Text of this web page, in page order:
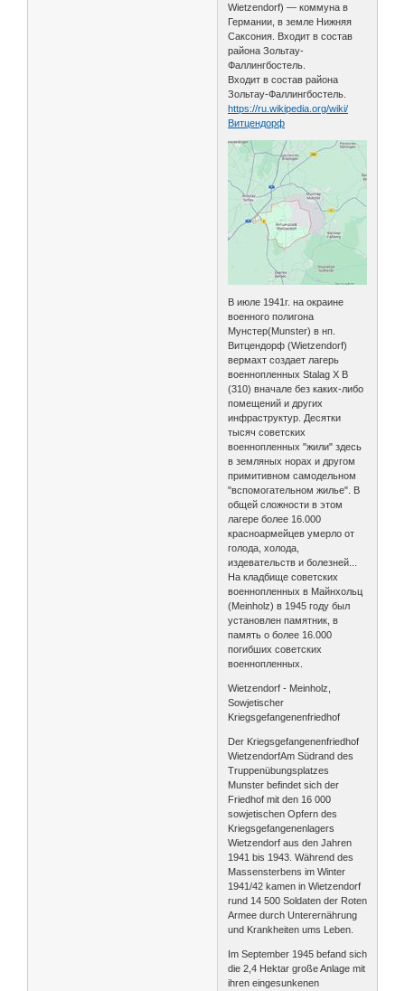
Wietzendorf) — коммуна в
Германии, в земле Нижняя
Саксония. Входит в состав
района Зольтау-
Фаллингбостель.
Входит в состав района
Зольтау-Фаллингбостель.
https://ru.wikipedia.org/wiki/
Витцендорф
В июле 1941г. на окраине
военного полигона
Мунстер(Munster) в нп.
Витцендорф (Wietzendorf)
вермахт создает лагерь
военнопленных Stalag X B
(310) вначале без каких-либо
помещений и других
инфраструктур. Десятки
тысяч советских
военнопленных "жили" здесь
в земляных норах и другом
примитивном самодельном
"вспомогательном жилье". В
общей сложности в этом
лагере более 16.000
красноармейцев умерло от
голода, холода,
издевательств и болезней...
На кладбище советских
военнопленных в Майнхольц
(Meinholz) в 1945 году был
установлен памятник, в
память о более 16.000
погибших советских
военнопленных.
Wietzendorf - Meinholz,
Sowjetischer
Kriegsgefangenenfriedhof
Der Kriegsgefangenenfriedhof
WietzendorfAm Südrand des
Truppenübungsplatzes
Munster befindet sich der
Friedhof mit den 16 000
sowjetischen Opfern des
Kriegsgefangenenlagers
Wietzendorf aus den Jahren
1941 bis 1943. Während des
Massensterbens im Winter
1941/42 kamen in Wietzendorf
rund 14 500 Soldaten der Roten
Armee durch Unterernährung
und Krankheiten ums Leben.
Im September 1945 befand sich
die 2,4 Hektar große Anlage mit
ihren eingesunkenen